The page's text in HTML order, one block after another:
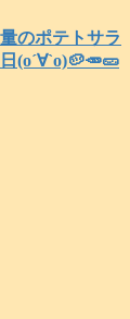
のポテトサラ
(о´∀`о)🥔🥕🥒